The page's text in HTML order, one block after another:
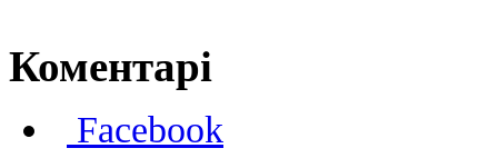
Коментарі
Facebook